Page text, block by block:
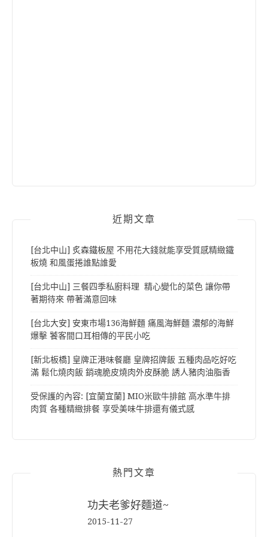
近期文章
[台北中山] 炙森鐵板屋 不用花大錢就能享受質感精緻鐵
板燒 和風蛋捲誰點誰愛
[台北中山] 三餐四季私廚料理 精心變化的菜色 讓你帶
著期待來 帶著滿意回味
[台北大安] 安東市場136海鮮麵 痛風海鮮麵 濃郁的海鮮
爆擊 饕客間口耳相傳的平民小吃
[新北板橋] 皇牌正港味餐廳 皇牌招牌飯 五種肉品吃好吃
滿 鬆化燒肉飯 銷魂脆皮燒肉外皮酥脆 誘人豬肉油脂香
受保護的內容: [宜蘭宜蘭] MIO米歐牛排館 高水準牛排
肉質 各種精緻排餐 享受美味牛排還有儀式感
熱門文章
功夫老爹好麵道~
2015-11-27